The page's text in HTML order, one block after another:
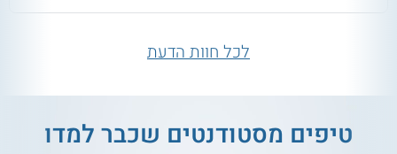
לכל חוות הדעת
טיפים מסטודנטים שכבר למדו